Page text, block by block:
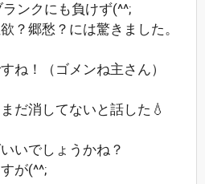
ンクにも負けず(^^;
？郷愁？には驚きました。
ね！（ゴメンね主さん）
だ消してないと話した💧
いでしょうかね？
が(^^;